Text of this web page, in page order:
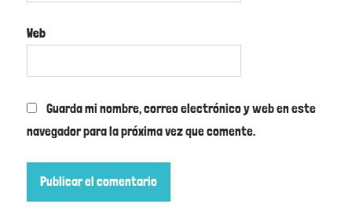
Web
Guarda mi nombre, correo electrónico y web en este
navegador para la próxima vez que comente.